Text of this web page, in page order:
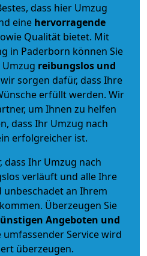
dass hier Umzug
eine hervorragende
Qualität bietet. Mit
in Paderborn können Sie
reibungslos und
sorgen dafür, dass Ihre
erfüllt werden. Wir
um Ihnen zu helfen
dass Ihr Umzug nach
erfolgreicher ist.
dass Ihr Umzug nach
verläuft und alle Ihre
unbeschadet an Ihrem
Überzeugen Sie
Angeboten und
umfassender Service wird
überzeugen.